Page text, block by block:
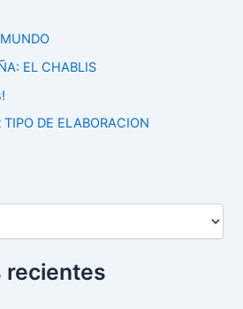
EL CHABLIS
DE ELABORACION
recientes